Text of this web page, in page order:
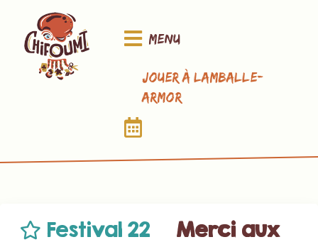
Menu
Jouer à Lamballe-
Armor
Festival 22
Merci aux